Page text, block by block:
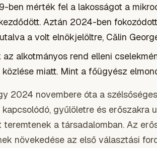
ben mérték fel a lakosságot a
Aztán 2024-ben
a volt elnökjelöltre, Călin
alkotmányos rend elleni
miatt. Mint a főügyész
2024 novembere óta a
gyűlöletre és erőszakra
a társadalomban. Az
növekedése az első választási